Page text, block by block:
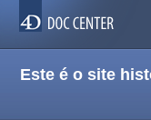
Este é o site